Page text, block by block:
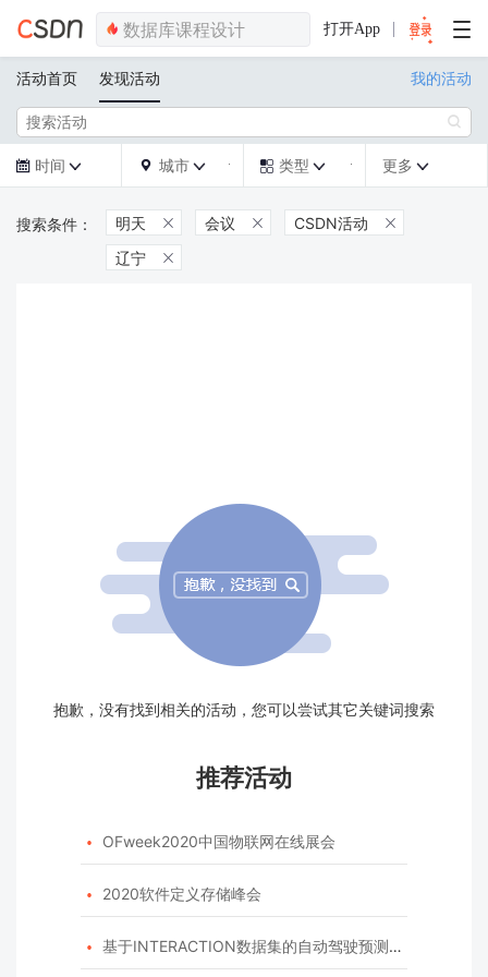
打开App
活动首页 发现活动 我的活动

 时间   城市   类型  更多 
明天  会议  CSDN活动 
辽宁 
抱歉，没有找到相关的活动，您可以尝试其它关键词搜索
推荐活动
 OFweek2020中国物联网在线展会
 2020软件定义存储峰会
 基于INTERACTION数据集的自动驾驶预测模型挑战赛